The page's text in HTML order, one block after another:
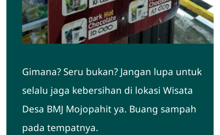
Gimana? Seru bukan? Jangan lupa untuk
selalu jaga kebersihan di lokasi Wisata
Desa BMJ Mojopahit ya. Buang sampah
pada tempatnya.